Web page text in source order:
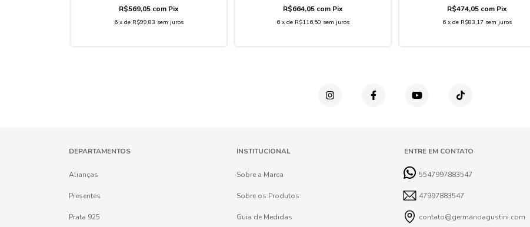
R$569,05 com Pix
6 x de R$99,83 sem juros
R$664,05 com Pix
6 x de R$116,50 sem juros
R$474,05 com Pix
6 x de R$83,17 sem juros
DEPARTAMENTOS
Alianças
Presentes
Prata 925
INSTITUCIONAL
Sobre a Marca
Sobre os Produtos
Guia de Medidas
ENTRE EM CONTATO
5547997883547
47997883547
contato@germanoagustini.com